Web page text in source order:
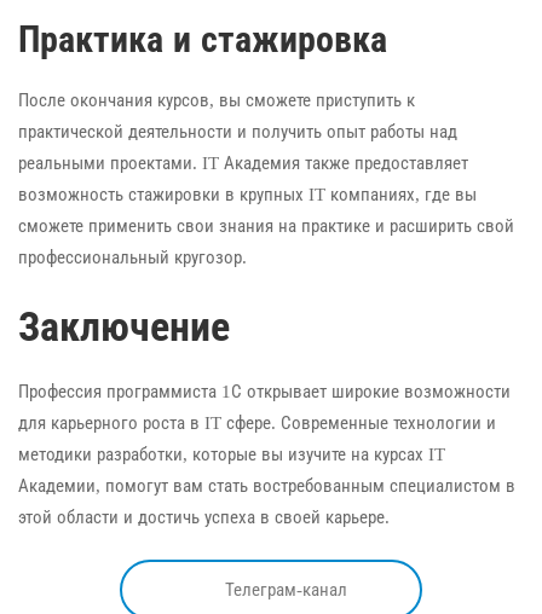
Практика и стажировка
После окончания курсов, вы сможете приступить к
практической деятельности и получить опыт работы над
реальными проектами. IT Академия также предоставляет
возможность стажировки в крупных IT компаниях, где вы
сможете применить свои знания на практике и расширить свой
профессиональный кругозор.
Заключение
Профессия программиста 1С открывает широкие возможности
для карьерного роста в IT сфере. Современные технологии и
методики разработки, которые вы изучите на курсах IT
Академии, помогут вам стать востребованным специалистом в
этой области и достичь успеха в своей карьере.
Телеграм-канал